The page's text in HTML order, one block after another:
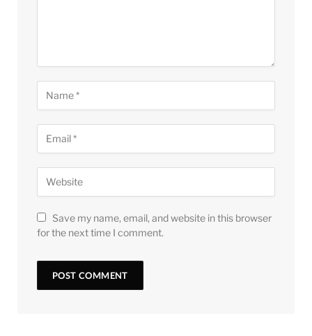
Save my name, email, and website in this browser
for the next time I comment.